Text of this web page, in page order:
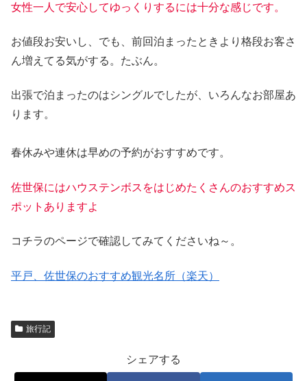
女性一人で安心してゆっくりするには十分な感じです。
お値段お安いし、でも、前回泊まったときより格段お客さ
ん増えてる気がする。たぶん。
出張で泊まったのはシングルでしたが、いろんなお部屋あ
ります。
春休みや連休は早めの予約がおすすめです。
佐世保にはハウステンボスをはじめたくさんのおすすめス
ポットありますよ
コチラのページで確認してみてくださいね～。
平戸、佐世保のおすすめ観光名所（楽天）
旅行記
シェアする